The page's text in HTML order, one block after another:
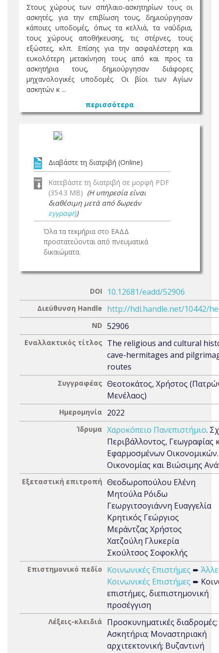
Στους χώρους των σπήλαιο-ασκητηρίων τους οι
ασκητές, για την επιβίωση τους, δημιούργησαν
κάποιες υποδομές, όπως τα κελλιά, τα ναΰδρια,
τους χώρους αποθήκευσης, τις στέρνες, τους
εξώστες, κλπ. Επίσης για την ασφαλέστερη και
ευκολότερη μετακίνηση τους από και προς τα
ασκητήρια τους, δημιούργησαν διάφορες
μηχανολογικές υποδομές. Οι βίοι των Αγίων
ασκητών κ ...
περισσότερα
Διαβάστε τη διατριβή (Online)
Κατεβάστε τη διατριβή σε μορφή PDF
(354.3 MB) (Η υπηρεσία είναι
διαθέσιμη μετά από δωρεάν
εγγραφή)
Όλα τα τεκμήρια στο ΕΑΔΔ
προστατεύονται από πνευματικά
δικαιώματα.
DOI 10.12681/eadd/52906
Διεύθυνση Handle http://hdl.handle.net/10442/
ND 52906
Εναλλακτικός τίτλος The religious and cultural
cave-hermitages and
routes
Συγγραφέας Θεοτοκάτος, Χρήστος
Μενέλαος)
Ημερομηνία 2022
Ίδρυμα Χαροκόπειο Πανεπιστήμιο.
Περιβάλλοντος, Γεωγραφίας
Εφαρμοσμένων
Οικονομίας και Βιώσιμης
Εξεταστική επιτροπή Θεοδωροπούλου Ελένη
Μητούλα Ρόιδω
Γεωργιτσογιάννη Ευαγγελία
Κρητικός Γεώργιος
Μεράντζας Χρήστος
Χατζούλη Γλυκερία
Σκούλτσος Σοφοκλής
Επιστημονικό πεδίο Κοινωνικές Επιστήμες ➨
Κοινωνικές Επιστήμες ➨
επιστήμες, διεπιστημονική
προσέγγιση
Λέξεις-κλειδιά
Προσκυνηματικές διαδρομές;
Ασκητήρια; Μοναστηριακή
αρχιτεκτονική; Βυζαντινή